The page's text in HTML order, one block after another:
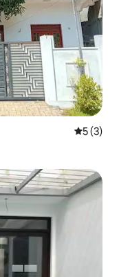
5 (3)